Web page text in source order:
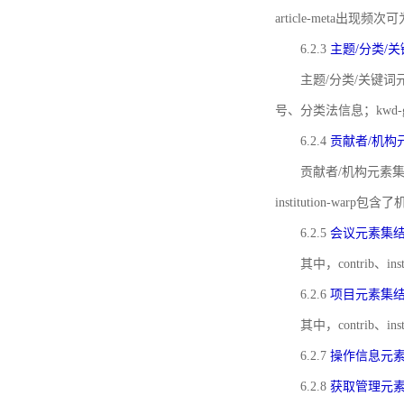
article-meta出现频次可
6.2.3 主题/分类/
主题/分类/关键词
号、分类法信息；
6.2.4 贡献者/机构
贡献者/机构元素
institution-warp包含了
6.2.5 会议元素集
其中，contrib、
6.2.6 项目元素集
其中，contrib、
6.2.7 操作信息元
6.2.8 获取管理元